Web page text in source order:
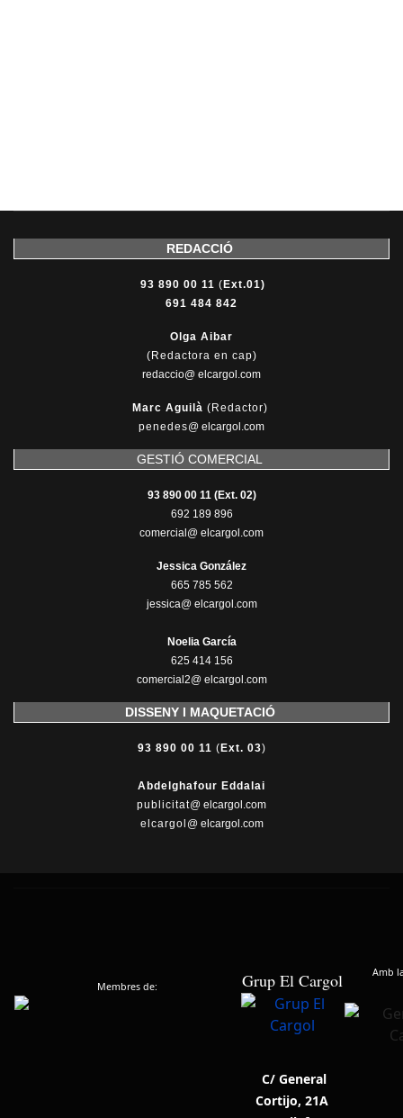
REDACCIÓ
93 890 00 11 ( Ext.01)
691 484 842
Olga Aibar
(Redactora en cap)
redaccio@ elcargol.com
Marc Aguilà (Redactor)
penedes@ elcargol.com
GESTIÓ COMERCIAL
93 890 00 11 (Ext. 02)
692 189 896
comercial@ elcargol.com
Jessica González
665 785 562
jessica@ elcargol.com
Noelia García
625 414 156
comercial2@ elcargol.com
DISSENY I MAQUETACIÓ
93 890 00 11 ( Ext. 03)
Abdelghafour Eddalai
publicitat@ elcargol.com
elcargol @ elcargol.com
Membres de: Grup El Cargol Amb
C/ General
Cortijo, 21A